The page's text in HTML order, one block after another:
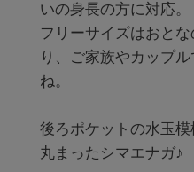
いの身長の方に対応。
フリーサイズはおと
り、ご家族やカップ
ね。
後ろポケットの水玉